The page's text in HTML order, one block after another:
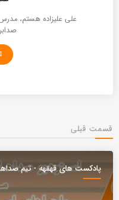
علی علیزاده هستم،
قسمت قبلی
پادکست های قهقهه - تیم
همراه ( موج )